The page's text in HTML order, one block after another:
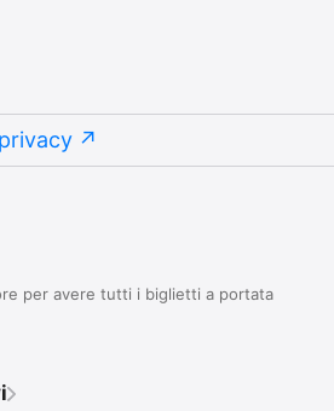
per avere tutti i biglietti a portata